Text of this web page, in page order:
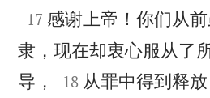

17 感谢上帝！你们从
隶，现在却衷心服从了
导，


18 从罪中得到释